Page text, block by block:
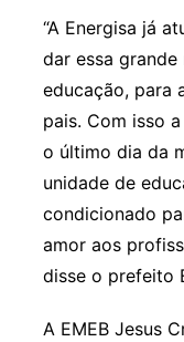
“A Energisa já
dar essa
educação, para
pais. Com isso
o último dia da
unidade de
condicionado
amor aos
disse o prefeito
A EMEB Jesus